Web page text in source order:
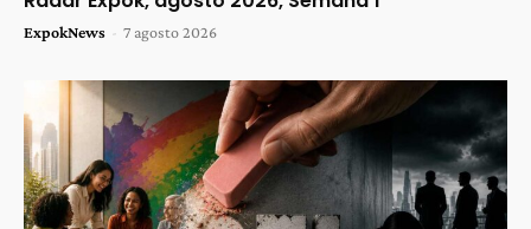
ExpokNews - 7 agosto 2026